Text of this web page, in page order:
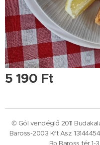
5 190 Ft
© Gól vendéglő 2011
Baross-2003 Kft Asz:
Bp Baross tér